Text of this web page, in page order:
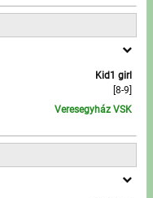
Kid1 girl
[8-9]
Veresegyház VSK